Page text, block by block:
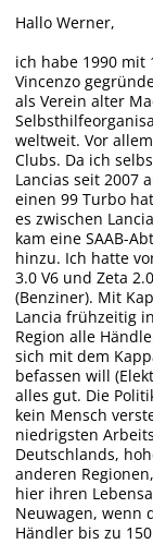
Hallo Werner,
ich habe 1990 mit
Vincenzo
als Verein alter
weltweit. Vor
Clubs. Da ich
Lancias seit 2007
einen 99 Turbo
es zwischen
kam eine SAAB-
hinzu. Ich hatte
3.0 V6 und Zeta
(Benziner). Mit
Lancia frühzeitig
Region alle
sich mit dem
befassen will
alles gut. Die
kein Mensch
niedrigsten
Deutschlands,
anderen
hier ihren
Neuwagen, wenn
Händler bis zu